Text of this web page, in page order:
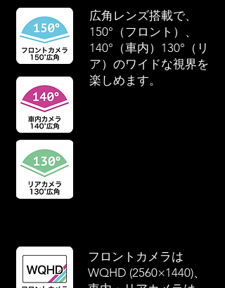
広角レンズ搭載で、
150°（フロント）、
140°（車内）130°（リ
ア）のワイドな視界を
楽しめます。
フロントカメラは
WQHD (2560×1440)、